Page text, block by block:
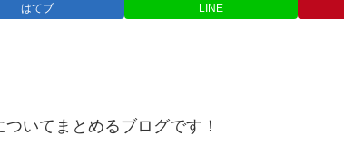
はてブ LINE
いてまとめるブログです！